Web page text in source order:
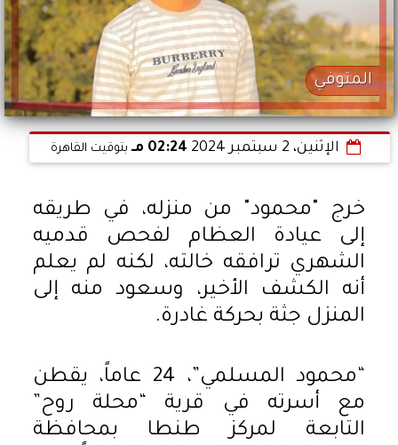
المتوفي
الإثنين، 2 سبتمبر 2024 02:24 مـ بتوقيت القاهرة
خرج "محمود" من منزله، في طريقه
إلى عيادة العظام لفحص قدميه
الشهري ترافقه خالته، لكنه لم يعلم
أنه الكشف الأخير، وسعود منه إلى
المنزل جثة بحركة غادرة.
“محمود المسلمي”، 24 عاماً، يقطن
مع أسرته في قرية “محلة روح”
التابعة لمركز طنطا بمحافظة